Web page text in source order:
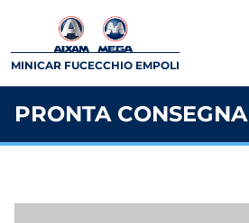
MINICAR FUCECCHIO EMPOLI
PRONTA CONSEGNA